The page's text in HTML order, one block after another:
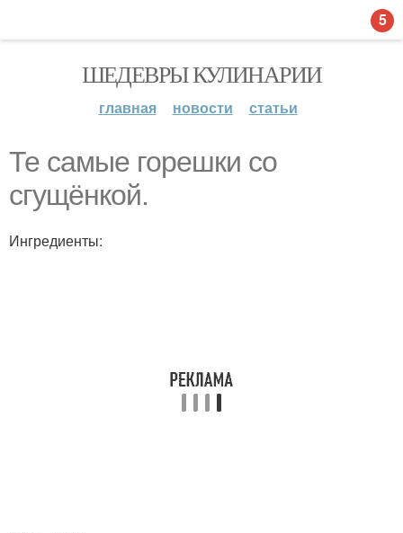
ШЕДЕВРЫ КУЛИНАРИИ
главная новости статьи
Те самые горешки со
сгущёнкой.
Ингредиенты:
5